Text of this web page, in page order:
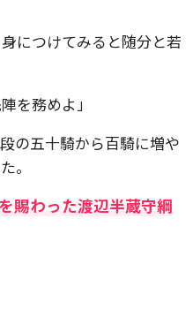
につけてみると随分と若
を務めよ」
の五十騎から百騎に増や
。
賜わった渡辺半蔵守綱